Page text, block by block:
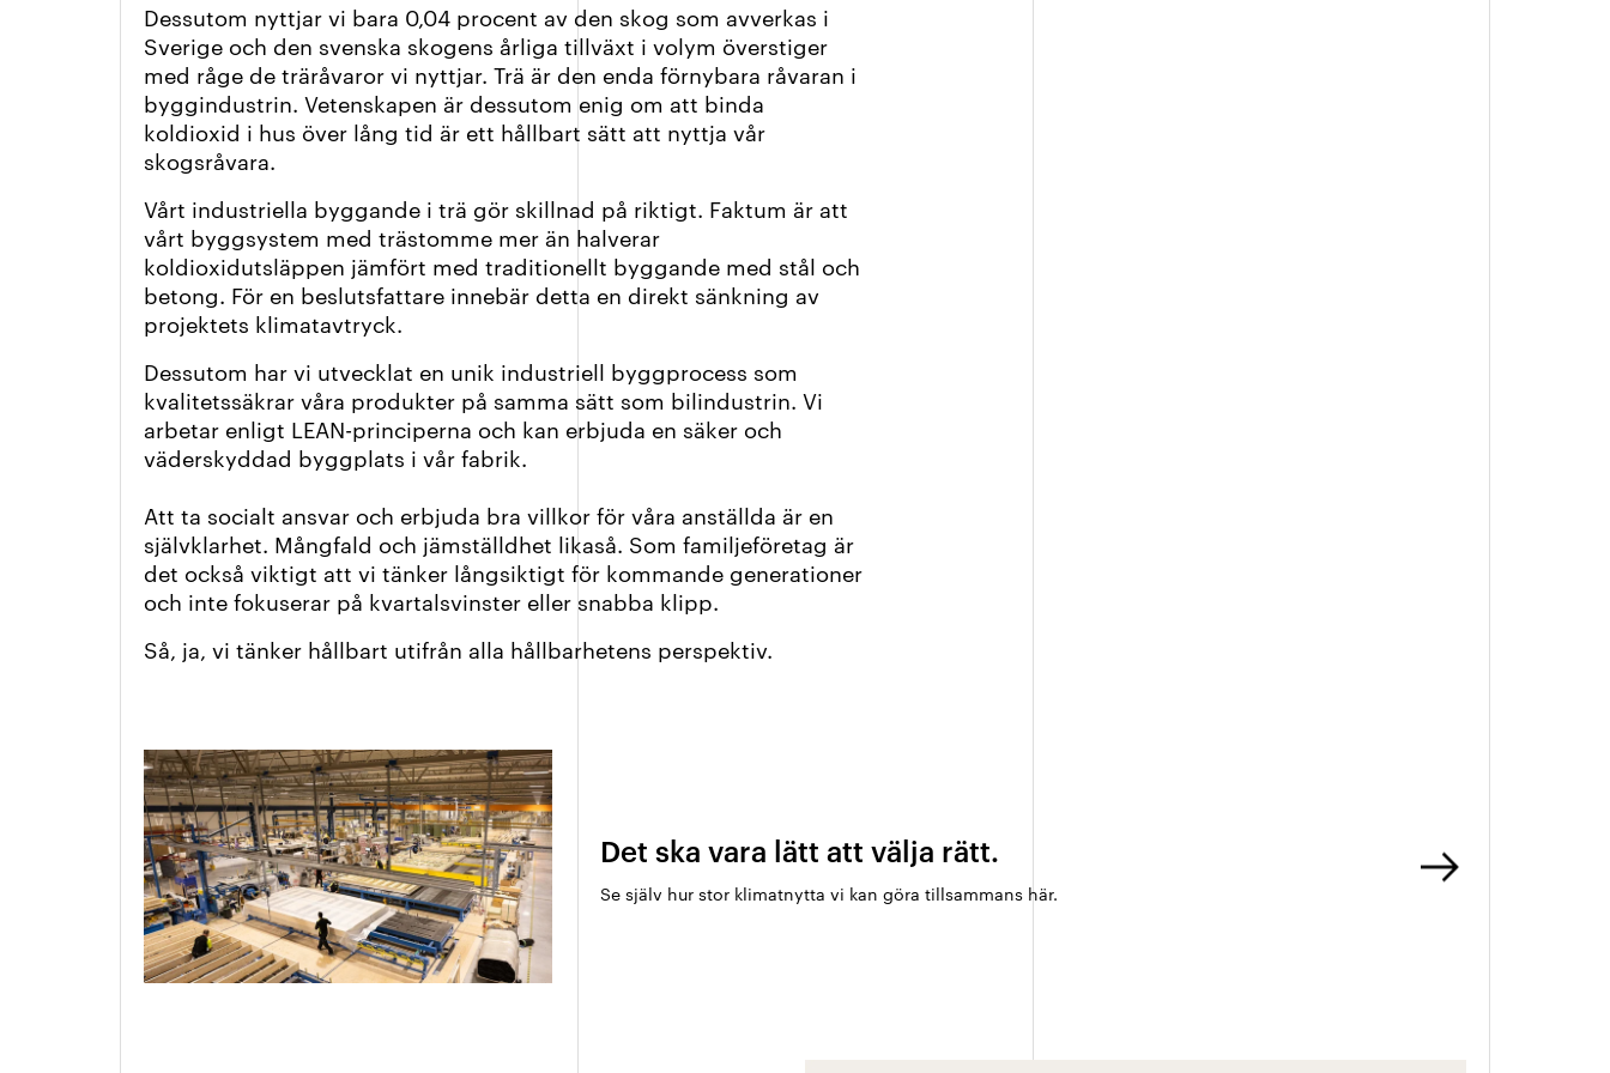
Dessutom nyttjar vi bara 0,04 procent av den skog som avverkas i
Sverige och den svenska skogens årliga tillväxt i volym överstiger
med råge de träråvaror vi nyttjar. Trä är den enda förnybara råvaran i
byggindustrin. Vetenskapen är dessutom enig om att binda
koldioxid i hus över lång tid är ett hållbart sätt att nyttja vår
skogsråvara.
Vårt industriella byggande i trä gör skillnad på riktigt. Faktum är att
vårt byggsystem med trästomme mer än halverar
koldioxidutsläppen jämfört med traditionellt byggande med stål och
betong. För en beslutsfattare innebär detta en direkt sänkning av
projektets klimatavtryck.
Dessutom har vi utvecklat en unik industriell byggprocess som
kvalitetssäkrar våra produkter på samma sätt som bilindustrin. Vi
arbetar enligt LEAN-principerna och kan erbjuda en säker och
väderskyddad byggplats i vår fabrik.
Att ta socialt ansvar och erbjuda bra villkor för våra anställda är en
självklarhet. Mångfald och jämställdhet likaså. Som familjeföretag är
det också viktigt att vi tänker långsiktigt för kommande generationer
och inte fokuserar på kvartalsvinster eller snabba klipp.
Så, ja, vi tänker hållbart utifrån alla hållbarhetens perspektiv.
Det ska vara lätt att välja rätt.
Se själv hur stor klimatnytta vi kan göra tillsammans här.